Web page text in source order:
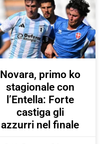
Novara, primo ko
stagionale con
l’Entella: Forte
castiga gli
azzurri nel finale